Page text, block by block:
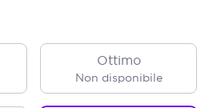
Ottimo
Non disponibile